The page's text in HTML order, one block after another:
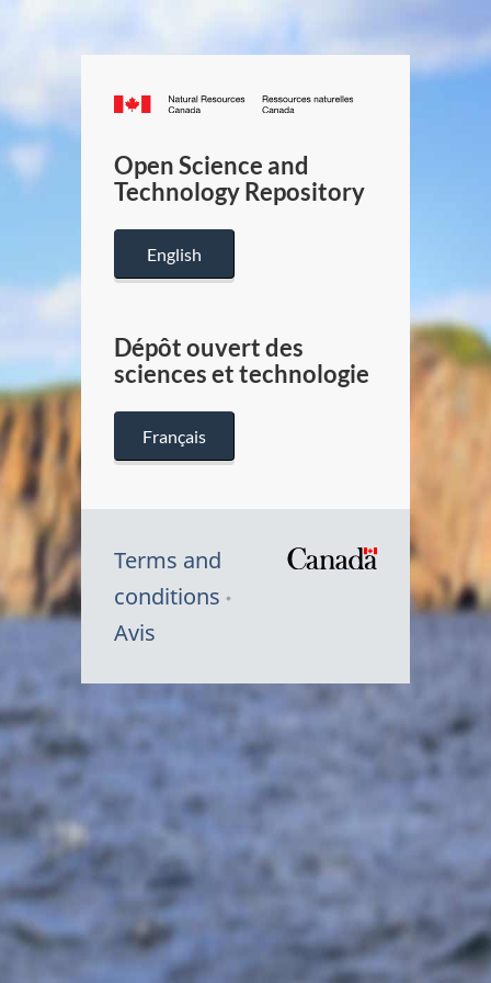
Canada.ca
/
Canada
Open Science and
Technology Repository
English
Dépôt ouvert des
sciences et technologie
Français
Terms and
conditions
Avis
Symbole
Canada